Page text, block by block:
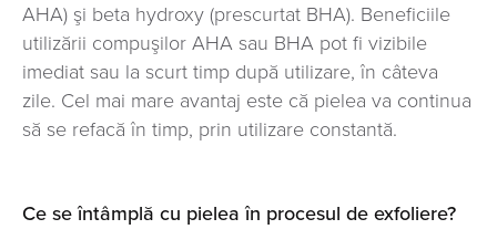
AHA) şi beta hydroxy (prescurtat BHA). Beneficiile
utilizării compuşilor AHA sau BHA pot fi vizibile
imediat sau la scurt timp după utilizare, în câteva
zile. Cel mai mare avantaj este că pielea va continua
să se refacă în timp, prin utilizare constantă.
Ce se întâmplă cu pielea în procesul de exfoliere?